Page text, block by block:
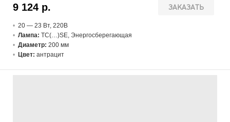
ЗАКАЗАТЬ
9 124 р.
20 — 23 Вт, 220В
Лампа: TC(…)SE, Энергосберегающая
Диаметр: 200 мм
Цвет: антрацит